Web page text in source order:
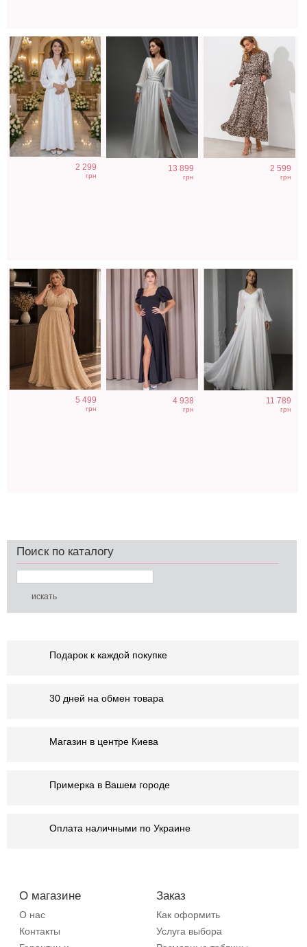
2 299
грн
13 899
грн
2 599
грн
Вечернее
блестящее
5 499
грн
Элегантное
длинное черное
4 938
грн
Длинное
нарядное
11 789
грн
Поиск по каталогу
Подарок к каждой покупке
30 дней на обмен товара
Магазин в центре Киева
Примерка в Вашем городе
Оплата наличными по Украине
О магазине
О нас
Контакты
Заказ
Как оформить
Услуга выбора